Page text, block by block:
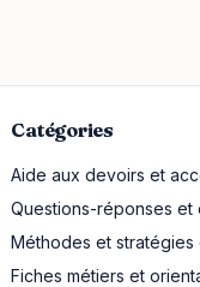
Catégories
Aide aux devoirs et
Questions-réponses
Méthodes et
Fiches métiers et